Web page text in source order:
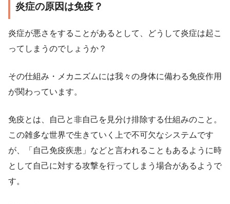
炎症の原因は免疫？
炎症が悪さをすることがあるとして、どうして炎症は起こ
ってしまうのでしょうか？
その仕組み・メカニズムには我々の身体に備わる免疫作用
が関わっています。
免疫とは、自己と非自己を見分け排除する仕組みのこと。
この雑多な世界で生きていく上で不可欠なシステムです
が、「自己免疫疾患」などと言われることもあるように時
として自己に対する攻撃を行ってしまう場合があるようで
す。